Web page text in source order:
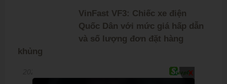
VinFast VF3: Chiếc xe điện
Quốc Dân với mức giá hấp dẫn
và số lượng đơn đặt hàng
khủng
X